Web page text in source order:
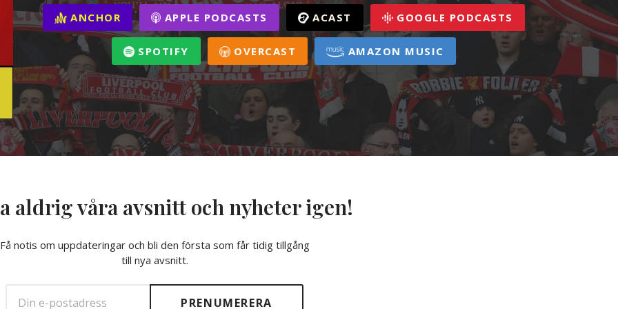
ANCHOR APPLE PODCASTS ACAST GOOGLE PODCASTS
SPOTIFY OVERCAST AMAZON MUSIC
aldrig våra avsnitt och nyheter igen!
Få notis om uppdateringar och bli den första som får tidig tillgång
till nya avsnitt.